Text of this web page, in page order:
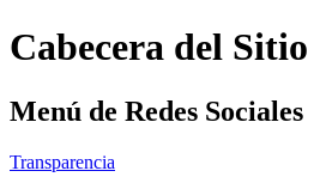
Cabecera del Sitio
Menú de Redes Sociales
Transparencia